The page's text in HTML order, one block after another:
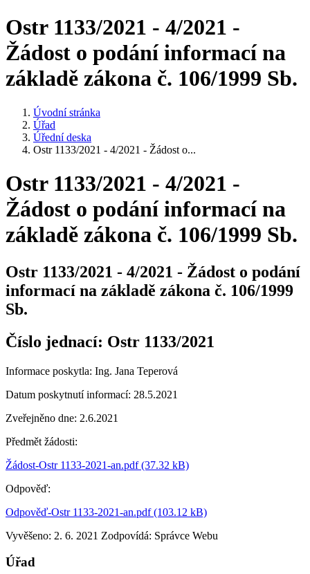
Ostr 1133/2021 - 4/2021 -
Žádost o podání informací na
základě zákona č. 106/1999 Sb.
Úvodní stránka
Úřad
Úřední deska
Ostr 1133/2021 - 4/2021 - Žádost o...
Ostr 1133/2021 - 4/2021 -
Žádost o podání informací na
základě zákona č. 106/1999 Sb.
Ostr 1133/2021 - 4/2021 - Žádost o podání
informací na základě zákona č. 106/1999
Sb.
Číslo jednací: Ostr 1133/2021
Informace poskytla: Ing. Jana Teperová
Datum poskytnutí informací: 28.5.2021
Zveřejněno dne: 2.6.2021
Předmět žádosti:
Žádost-Ostr 1133-2021-an.pdf (37.32 kB)
Odpověď:
Odpověď-Ostr 1133-2021-an.pdf (103.12 kB)
Vyvěšeno: 2. 6. 2021 Zodpovídá: Správce Webu
Úřad